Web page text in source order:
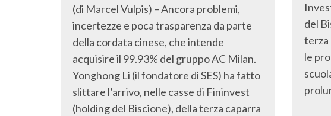
(di Marcel Vulpis) – Ancora problemi,
incertezze e poca trasparenza da parte
della cordata cinese, che intende
acquisire il 99.93% del gruppo AC Milan.
Yonghong Li (il fondatore di SES) ha fatto
slittare l’arrivo, nelle casse di Fininvest
(holding del Biscione), della terza caparra
del
terza
le